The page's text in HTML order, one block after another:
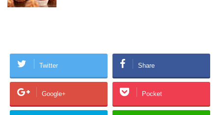
Twitter Share
Google+ Pocket